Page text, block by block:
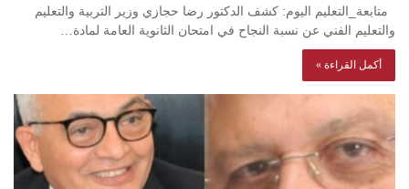
متابعة_التعليم اليوم: كشف الدكتور رضا حجازي وزير التربية والتعليم
والتعليم الفني عن نسبة النجاح في امتحان الثانوية العامة لمادة…
أكمل القراءة »